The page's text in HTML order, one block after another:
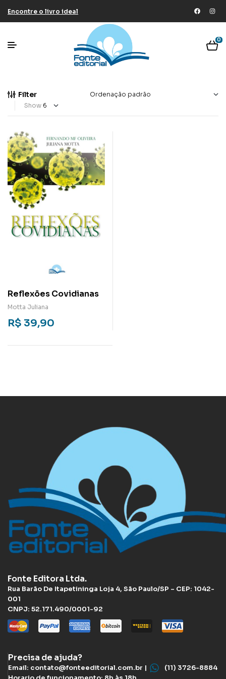
Encontre o livro ideal
0
Filter
Show
Reflexões Covidianas
Motta Juliana
R$ 39,90
Fonte Editora Ltda.
Rua Barão De Itapetininga Loja 4, São Paulo/SP – CEP: 1042-
001
CNPJ: 52.171.490/0001-92
Precisa de ajuda?
Email: contato@fonteeditorial.com.br |
(11) 3726-8884